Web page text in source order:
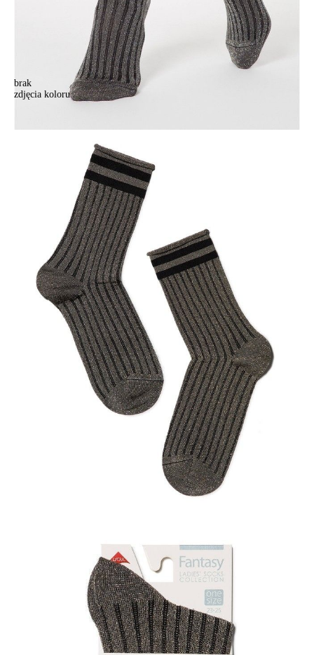
brak
zdjęcia koloru
Skarpetki CONTE ELEGANT FANTASY, r. 23-25, 153 szary
26,90 zł
Tabela rozmiarów
+
DODAJ DO KOSZYKA
Jak złożyć zamówienie
POWIADOM MNIE O DOSTĘPNOŚCI
ПОЛУЧИТЬ ПО EMAIL
darmowa od 99 zł
czas dostawy: 1-2 dni robocze
Paczkomaty InPost 24/7,darmowa od 50 zł
czas dostawy: 1-2 dni robocze
w sklepie Conte (Łodz)
pn.- czw. 8:00 - 16:00, pt. 8:00 - 14:00
EuroTrade Tex Sp z o.o.
91-341, Łódź, Polska
info@conteshop.pl
Ten produkt nie ma pytań Możesz zadać pytanie, klikając przycisk